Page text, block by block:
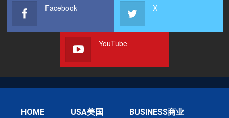
Facebook X
YouTube
HOME USA美国 BUSINESS商业